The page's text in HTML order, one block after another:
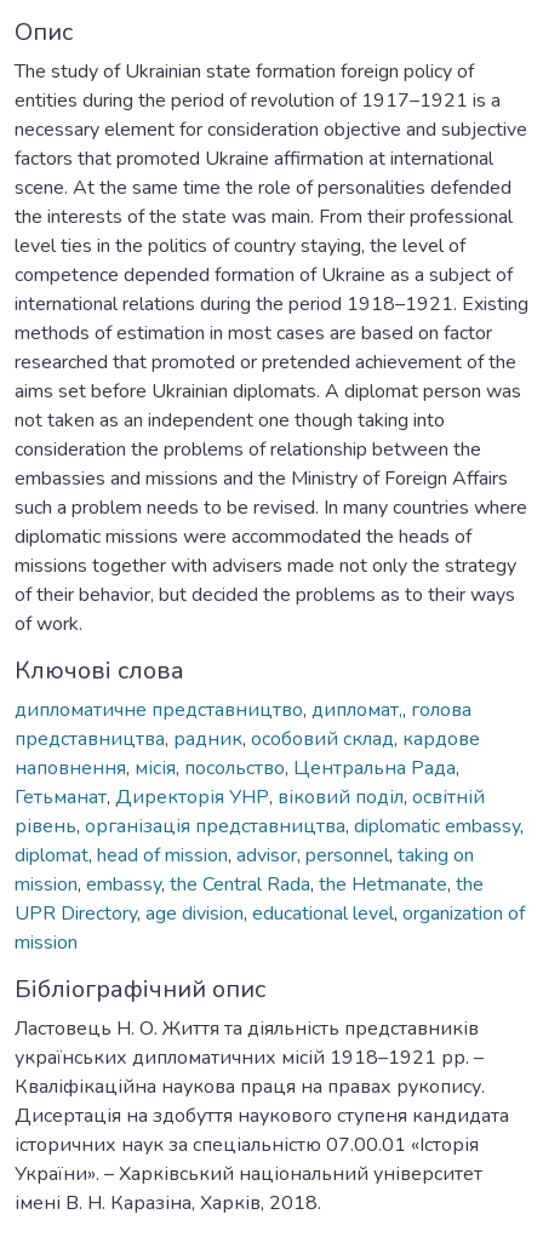
Опис
The study of Ukrainian state formation foreign policy of
entities during the period of revolution of 1917–1921 is a
necessary element for consideration objective and subjective
factors that promoted Ukraine affirmation at international
scene. At the same time the role of personalities defended
the interests of the state was main. From their professional
level ties in the politics of country staying, the level of
competence depended formation of Ukraine as a subject of
international relations during the period 1918–1921. Existing
methods of estimation in most cases are based on factor
researched that promoted or pretended achievement of the
aims set before Ukrainian diplomats. A diplomat person was
not taken as an independent one though taking into
consideration the problems of relationship between the
embassies and missions and the Ministry of Foreign Affairs
such a problem needs to be revised. In many countries where
diplomatic missions were accommodated the heads of
missions together with advisers made not only the strategy
of their behavior, but decided the problems as to their ways
of work.
Ключові слова
дипломатичне представництво, дипломат,, голова
представництва, радник, особовий склад, кардове
наповнення, місія, посольство, Центральна Рада,
Гетьманат, Директорія УНР, віковий поділ, освітній
рівень, організація представництва, diplomatic embassy,
diplomat, head of mission, advisor, personnel, taking on
mission, embassy, the Central Rada, the Hetmanate, the
UPR Directory, age division, educational level, organization of
mission
Бібліографічний опис
Ластовець Н. О. Життя та діяльність представників
українських дипломатичних місій 1918–1921 рр. –
Кваліфікаційна наукова праця на правах рукопису.
Дисертація на здобуття наукового ступеня кандидата
історичних наук за спеціальністю 07.00.01 «Історія
України». – Харківський національний університет
імені В. Н. Каразіна, Харків, 2018.